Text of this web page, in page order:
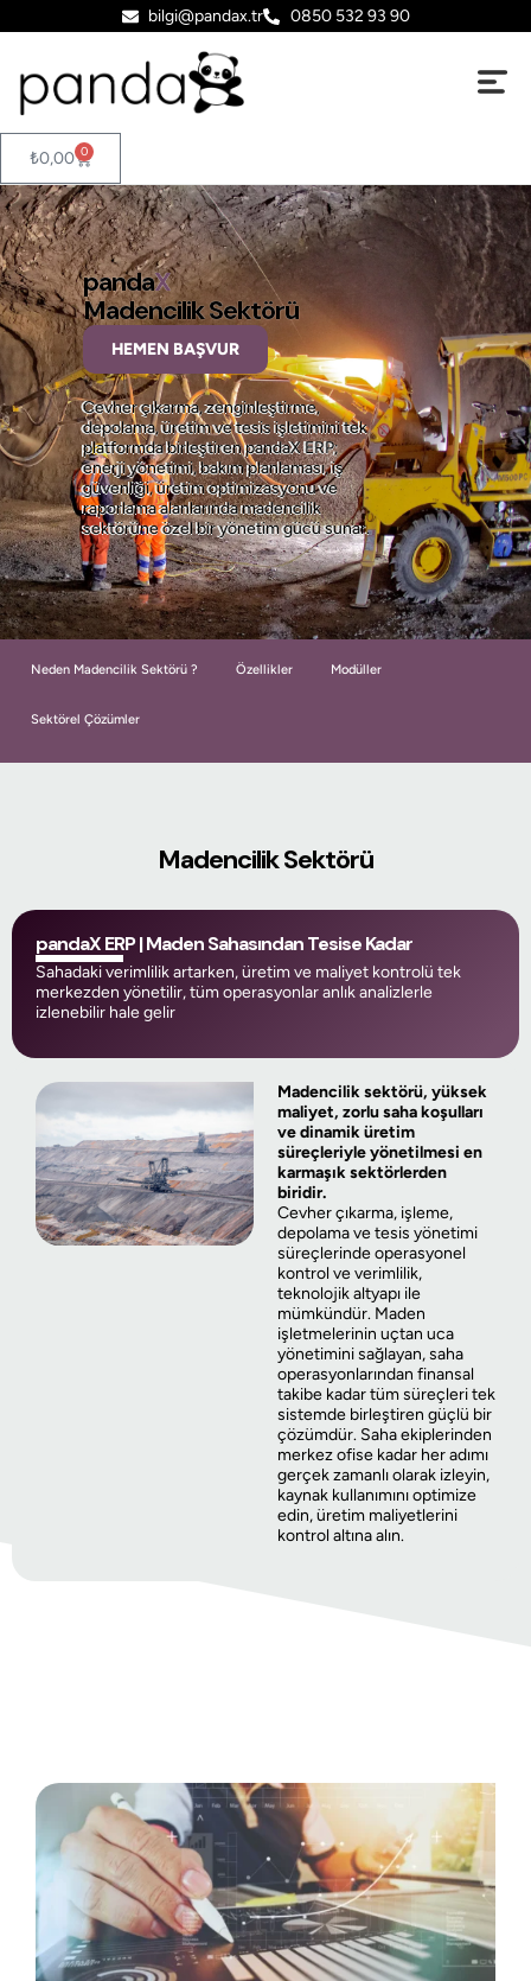
bilgi@pandax.tr 0850 532 93 90
₺0,00 0
pandaX
Madencilik Sektörü
HEMEN BAŞVUR
Cevher çıkarma, zenginleştirme,
depolama, üretim ve tesis işletimini tek
platformda birleştiren pandaX ERP;
enerji yönetimi, bakım planlaması, iş
güvenliği, üretim optimizasyonu ve
raporlama alanlarında madencilik
sektörüne özel bir yönetim gücü sunar.
Neden Madencilik Sektörü ? Özellikler Modüller
Sektörel Çözümler
Madencilik Sektörü
pandaX ERP | Maden Sahasından Tesise Kadar
Sahadaki verimlilik artarken, üretim ve maliyet kontrolü tek
merkezden yönetilir, tüm operasyonlar anlık analizlerle
izlenebilir hale gelir
Madencilik sektörü, yüksek
maliyet, zorlu saha koşulları
ve dinamik üretim
süreçleriyle yönetilmesi en
karmaşık sektörlerden
biridir.
Cevher çıkarma, işleme,
depolama ve tesis yönetimi
süreçlerinde operasyonel
kontrol ve verimlilik,
teknolojik altyapı ile
mümkündür. Maden
işletmelerinin uçtan uca
yönetimini sağlayan, saha
operasyonlarından finansal
takibe kadar tüm süreçleri tek
sistemde birleştiren güçlü bir
çözümdür. Saha ekiplerinden
merkez ofise kadar her adımı
gerçek zamanlı olarak izleyin,
kaynak kullanımını optimize
edin, üretim maliyetlerini
kontrol altına alın.